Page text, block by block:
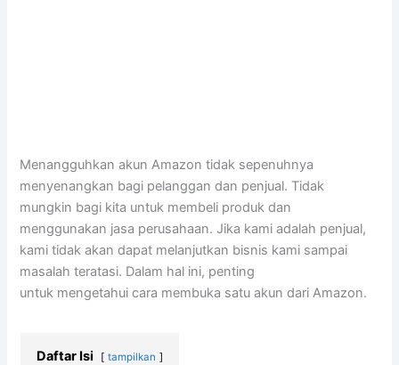
Menangguhkan akun Amazon tidak sepenuhnya
menyenangkan bagi pelanggan dan penjual. Tidak
mungkin bagi kita untuk membeli produk dan
menggunakan jasa perusahaan. Jika kami adalah penjual,
kami tidak akan dapat melanjutkan bisnis kami sampai
masalah teratasi. Dalam hal ini, penting
untuk mengetahui cara membuka satu akun dari Amazon.
Daftar Isi tampilkan